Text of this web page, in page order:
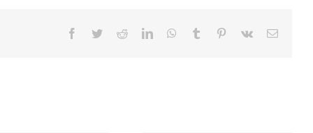
Facebook
TwitterRedditLinkedInWhatsApp
Tumblr Pinterest
Vk Email: